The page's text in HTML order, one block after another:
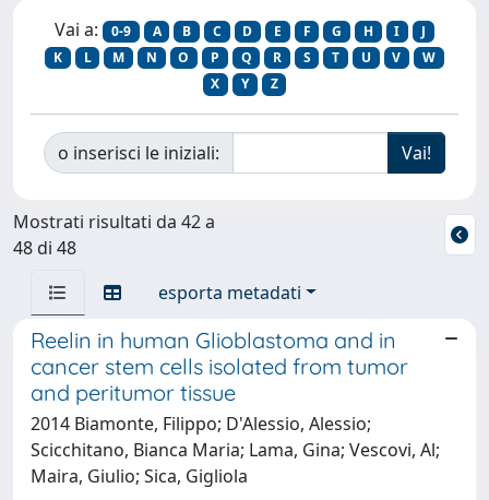
Vai a: 0-9 A B C D E F G H I
J
K
L M N O P Q R S T U V
W
X
Y Z
o inserisci le iniziali:
Mostrati risultati da 42 a
48 di 48
esporta metadati
Reelin in human Glioblastoma and in
cancer stem cells isolated from tumor
and peritumor tissue
2014 Biamonte, Filippo; D'Alessio, Alessio;
Scicchitano, Bianca Maria; Lama, Gina; Vescovi, Al;
Maira, Giulio; Sica, Gigliola